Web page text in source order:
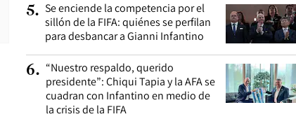
5. Se enciende la competencia por el
sillón de la FIFA: quiénes se perfilan
para desbancar a Gianni Infantino
6. “Nuestro respaldo, querido
presidente”: Chiqui Tapia y la AFA se
cuadran con Infantino en medio de
la crisis de la FIFA